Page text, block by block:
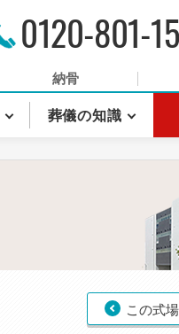
0120-801-
納骨
葬儀の知識
この式